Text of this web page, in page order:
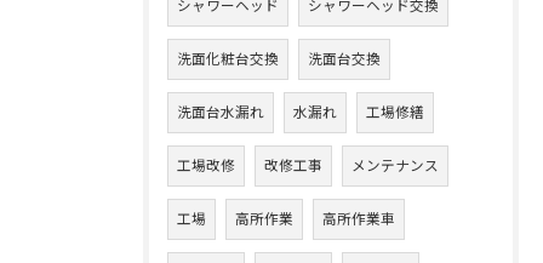
シャワーヘッド シャワーヘッド交換
洗面化粧台交換 洗面台交換
洗面台水漏れ 水漏れ 工場修繕
工場改修 改修工事 メンテナンス
工場 高所作業 高所作業車